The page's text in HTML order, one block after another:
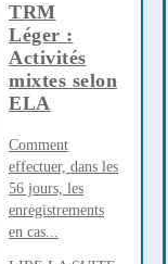
TRM
Léger :
Activités
mixtes selon
ELA
Comment
effectuer, dans les
56 jours, les
enregistrements
en cas...